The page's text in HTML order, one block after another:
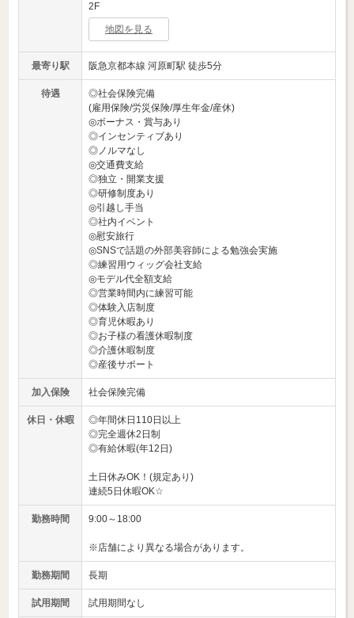
2F
地図を見る
最寄り駅 阪急京都本線 河原町駅 徒歩5分
待遇
◎社会保険完備
(雇用保険/労災保険/厚生年金/産休)
◎ボーナス・賞与あり
◎インセンティブあり
◎ノルマなし
◎交通費支給
◎独立・開業支援
◎研修制度あり
◎引越し手当
◎社内イベント
◎慰安旅行
◎SNSで話題の外部美容師による勉強会実施
◎練習用ウィッグ会社支給
◎モデル代全額支給
◎営業時間内に練習可能
◎体験入店制度
◎育児休暇あり
◎お子様の看護休暇制度
◎介護休暇制度
◎産後サポート
加入保険 社会保険完備
休日・休暇
◎年間休日110日以上
◎完全週休2日制
◎有給休暇(年12日)
土日休みOK！(規定あり)
連続5日休暇OK☆
勤務時間 9:00～18:00
※店舗により異なる場合があります。
勤務期間 長期
試用期間 試用期間なし